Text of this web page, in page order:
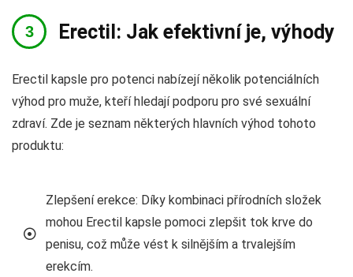
Erectil: Jak efektivní je, výhody
Erectil kapsle pro potenci nabízejí několik potenciálních
výhod pro muže, kteří hledají podporu pro své sexuální
zdraví. Zde je seznam některých hlavních výhod tohoto
produktu:
Zlepšení erekce: Díky kombinaci přírodních složek
mohou Erectil kapsle pomoci zlepšit tok krve do
penisu, což může vést k silnějším a trvalejším
erekcím.